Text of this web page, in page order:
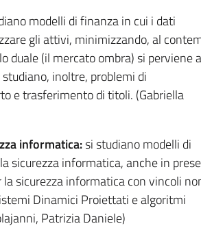
modelli di finanza in cui i dati
gli attivi, minimizzando, al
duale (il mercato ombra) si perviene
inoltre, problemi di
e trasferimento di titoli. (Gabriella
informatica:si studiano modelli di
sicurezza informatica, anche in
sicurezza informatica con vincoli
Dinamici Proiettati e algoritmi
Patrizia Daniele)